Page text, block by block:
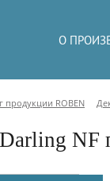
О
продукции ROBEN
NF